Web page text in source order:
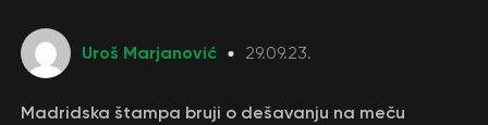
Uroš Marjanović 29.09.23.
Madridska štampa bruji o dešavanju na meču